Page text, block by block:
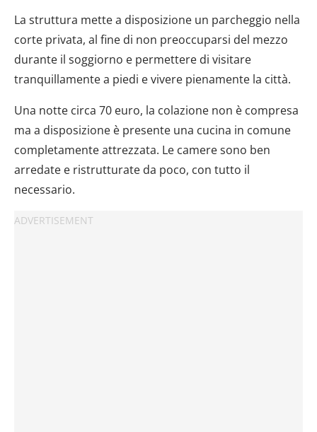
La struttura mette a disposizione un parcheggio nella
corte privata, al fine di non preoccuparsi del mezzo
durante il soggiorno e permettere di visitare
tranquillamente a piedi e vivere pienamente la città.
Una notte circa 70 euro, la colazione non è compresa
ma a disposizione è presente una cucina in comune
completamente attrezzata. Le camere sono ben
arredate e ristrutturate da poco, con tutto il
necessario.